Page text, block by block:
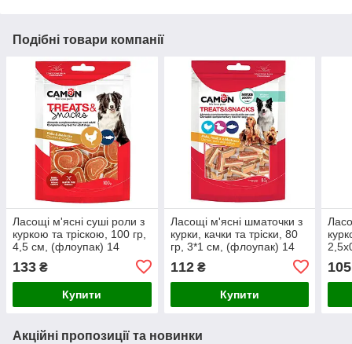
Подібні товари компанії
Ласощі м'ясні суші роли з
куркою та тріскою, 100 гр,
4,5 см, (флоупак) 14
упак./короб. (ціна за упак)
133 ₴
Купити
Ласощі м'ясні шматочки з
курки, качки та тріски, 80
гр, 3*1 см, (флоупак) 14
упак./короб. (ціна за упак)
112₴
Купити
105
Акційні пропозиції та новинки